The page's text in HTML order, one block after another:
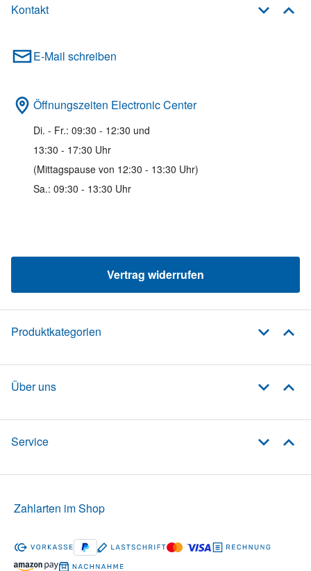
Kontakt
E-Mail schreiben
Öffnungszeiten Electronic Center
Di. - Fr.: 09:30 - 12:30 und
13:30 - 17:30 Uhr
(Mittagspause von 12:30 - 13:30 Uhr)
Sa.: 09:30 - 13:30 Uhr
Vertrag widerrufen
Produktkategorien
Über uns
Service
Zahlarten im Shop